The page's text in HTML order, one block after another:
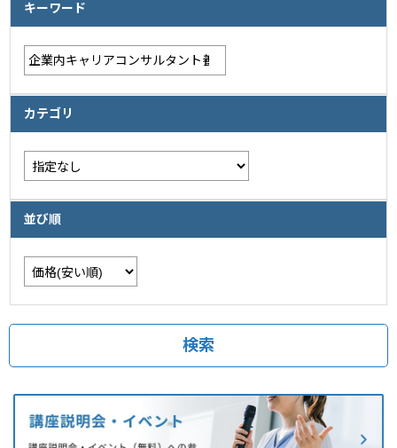
キーワード
カテゴリ
並び順